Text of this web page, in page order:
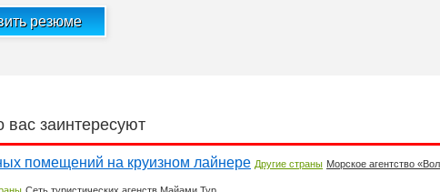
резюме
вас заинтересуют
помещений на круизном лайнере Другие страны Морское агентство